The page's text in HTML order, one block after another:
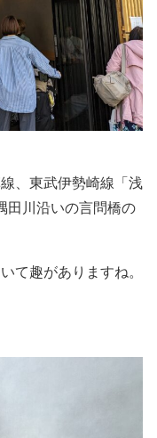
、東武伊勢崎線「浅
田川沿いの言問橋の
て趣がありますね。